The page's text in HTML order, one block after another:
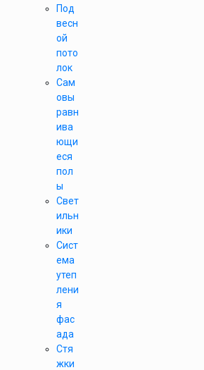
Под
весн
ой
пото
лок
Сам
овы
равн
ива
ющи
еся
пол
ы
Свет
ильн
ики
Сист
ема
утеп
лени
я
фас
ада
Стя
жки